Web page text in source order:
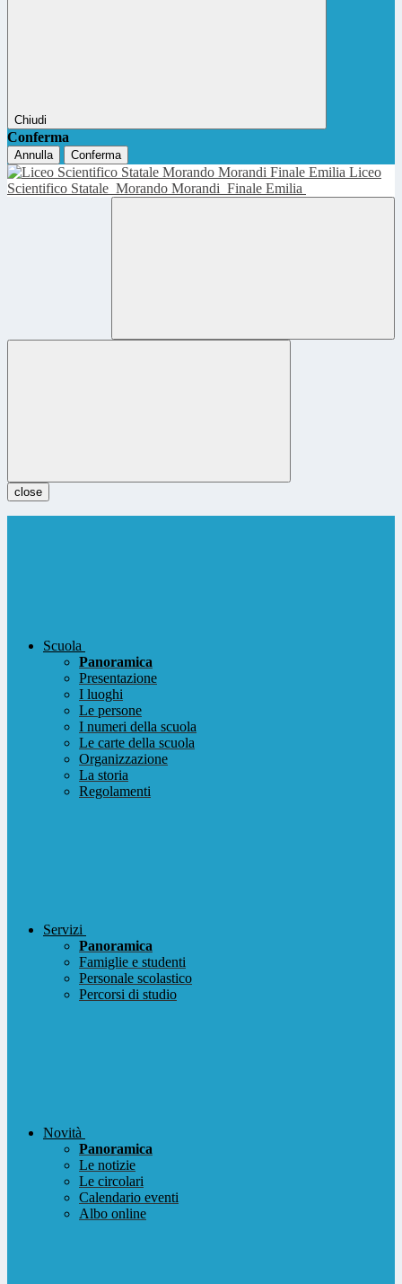
Chiudi
Conferma
Annulla Conferma
Liceo
Scientifico Statale Morando Morandi Finale Emilia
close
Scuola
Panoramica
Presentazione
I luoghi
Le persone
I numeri della scuola
Le carte della scuola
Organizzazione
La storia
Regolamenti
Servizi
Panoramica
Famiglie e studenti
Personale scolastico
Percorsi di studio
Novità
Panoramica
Le notizie
Le circolari
Calendario eventi
Albo online